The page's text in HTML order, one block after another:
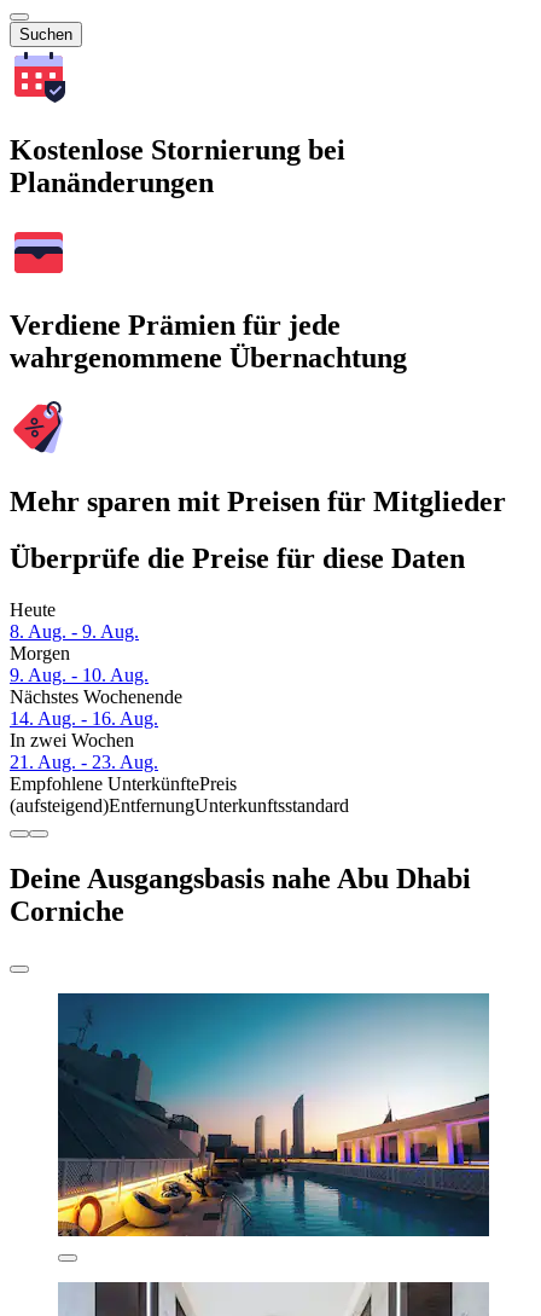
Suchen
Kostenlose Stornierung bei
Planänderungen
Verdiene Prämien für jede
wahrgenommene Übernachtung
Mehr sparen mit Preisen für Mitglieder
Überprüfe die Preise für diese Daten
Heute
8. Aug. - 9. Aug.
Morgen
9. Aug. - 10. Aug.
Nächstes Wochenende
14. Aug. - 16. Aug.
In zwei Wochen
21. Aug. - 23. Aug.
Empfohlene UnterkünftePreis
(aufsteigend)EntfernungUnterkunftsstandard
Deine Ausgangsbasis nahe Abu Dhabi
Corniche